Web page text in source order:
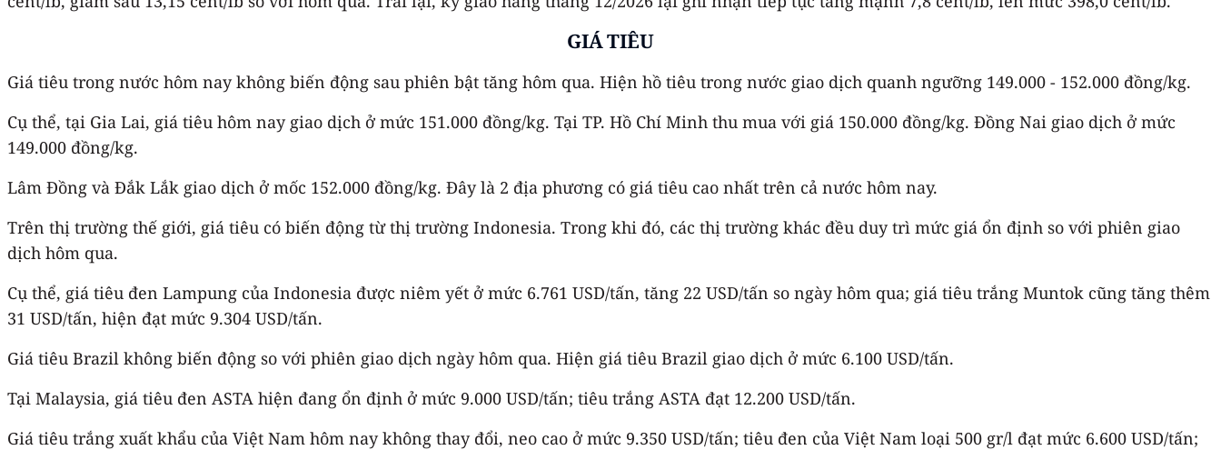
GIÁ TIÊU
Giá tiêu trong nước hôm nay không biến động sau phiên bật tăng hôm qua. Hiện hồ tiêu trong nước giao dịch quanh ngưỡng 149.000 - 152.000 đồng/kg.
Cụ thể, tại Gia Lai, giá tiêu hôm nay giao dịch ở mức 151.000 đồng/kg. Tại TP. Hồ Chí Minh thu mua với giá 150.000 đồng/kg. Đồng Nai giao dịch ở mức
149.000 đồng/kg.
Lâm Đồng và Đắk Lắk giao dịch ở mốc 152.000 đồng/kg. Đây là 2 địa phương có giá tiêu cao nhất trên cả nước hôm nay.
Trên thị trường thế giới, giá tiêu có biến động từ thị trường Indonesia. Trong khi đó, các thị trường khác đều duy trì mức giá ổn định so với phiên giao
dịch hôm qua.
Cụ thể, giá tiêu đen Lampung của Indonesia được niêm yết ở mức 6.761 USD/tấn, tăng 22 USD/tấn so ngày hôm qua; giá tiêu trắng Muntok cũng tăng thêm
31 USD/tấn, hiện đạt mức 9.304 USD/tấn.
Giá tiêu Brazil không biến động so với phiên giao dịch ngày hôm qua. Hiện giá tiêu Brazil giao dịch ở mức 6.100 USD/tấn.
Tại Malaysia, giá tiêu đen ASTA hiện đang ổn định ở mức 9.000 USD/tấn; tiêu trắng ASTA đạt 12.200 USD/tấn.
Giá tiêu trắng xuất khẩu của Việt Nam hôm nay không thay đổi, neo cao ở mức 9.350 USD/tấn; tiêu đen của Việt Nam loại 500 gr/l đạt mức 6.600 USD/tấn;